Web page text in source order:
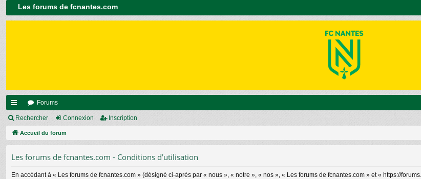
Les forums de fcnantes.com
ac
co
Forums
Rechercher Connexion Inscription
Accueil du forum
Les forums de fcnantes.com - Conditions d’utilisation
En accédant à « Les forums de fcnantes.com » (désigné ci-après par « nous », « notre », « nos », « Les forums de fcnantes.com » et « https://